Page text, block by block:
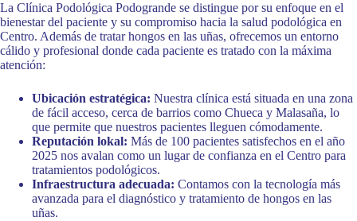
La Clínica Podológica Podogrande se distingue por su enfoque en el
bienestar del paciente y su compromiso hacia la salud podológica en
Centro. Además de tratar hongos en las uñas, ofrecemos un entorno
cálido y profesional donde cada paciente es tratado con la máxima
atención:
Ubicación estratégica: Nuestra clínica está situada en una zona
de fácil acceso, cerca de barrios como Chueca y Malasaña, lo
que permite que nuestros pacientes lleguen cómodamente.
Reputación lokal: Más de 100 pacientes satisfechos en el año
2025 nos avalan como un lugar de confianza en el Centro para
tratamientos podológicos.
Infraestructura adecuada: Contamos con la tecnología más
avanzada para el diagnóstico y tratamiento de hongos en las
uñas.